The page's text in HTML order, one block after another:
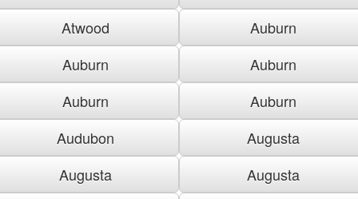
Atwood
Auburn
Auburn
Auburn
Auburn
Auburn
Audubon
Augusta
Augusta
Augusta